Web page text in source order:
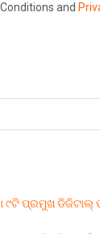
and
୯ଟି ପ୍ରମୁଖ ଡିଜିଟାଲ୍